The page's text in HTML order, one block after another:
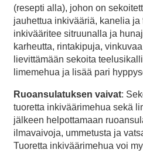
(resepti alla), johon on
jauhettua inkivääriä, kanelia ja
inkivääritee sitruunalla ja
karheutta, rintakipuja,
lievittämään sekoita
limemehua ja lisää pari
Ruoansulatuksen vaivat:
tuoretta inkiväärimehua sekä
jälkeen helpottamaan
ilmavaivoja, ummetusta ja
Tuoretta inkiväärimehua voi